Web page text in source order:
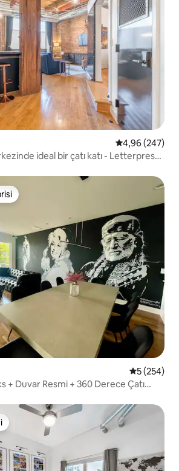
5 üzerinden
4,96 (247)
ideal bir çatı katı - Letterpress
en beğenilenler arasında
55 (254)
+ Duvar Resmi + 360 Derece Çatı